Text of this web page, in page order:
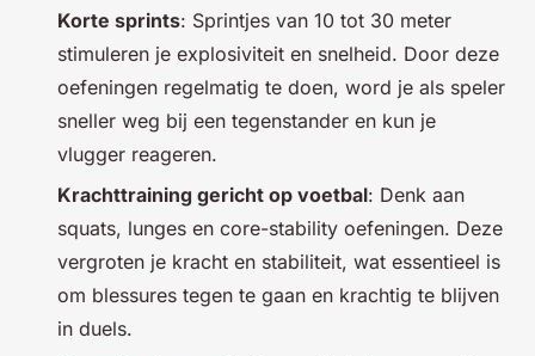
Korte sprints: Sprintjes van 10 tot 30 meter
stimuleren je explosiviteit en snelheid. Door deze
oefeningen regelmatig te doen, word je als speler
sneller weg bij een tegenstander en kun je
vlugger reageren.
Krachttraining gericht op voetbal: Denk aan
squats, lunges en core-stability oefeningen. Deze
vergroten je kracht en stabiliteit, wat essentieel is
om blessures tegen te gaan en krachtig te blijven
in duels.